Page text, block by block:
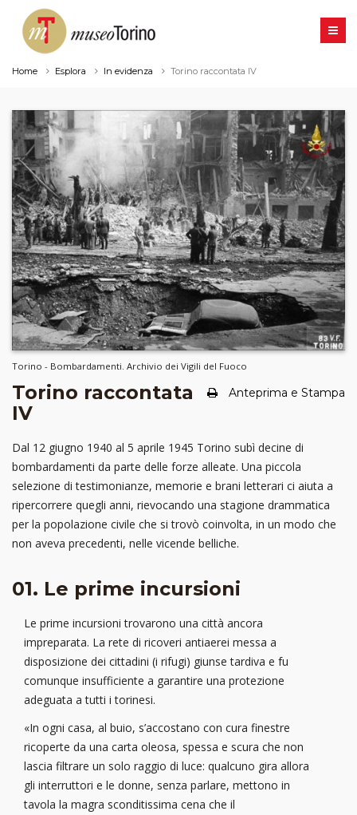
Home Esplora In evidenza Torino raccontata IV
Torino - Bombardamenti. Archivio dei Vigili del Fuoco
Anteprima e Stampa
Torino raccontata
IV
Dal 12 giugno 1940 al 5 aprile 1945 Torino subì decine di
bombardamenti da parte delle forze alleate. Una piccola
selezione di testimonianze, memorie e brani letterari ci aiuta a
ripercorrere quegli anni, rievocando una stagione drammatica
per la popolazione civile che si trovò coinvolta, in un modo che
non aveva precedenti, nelle vicende belliche.
01. Le prime incursioni
Le prime incursioni trovarono una città ancora
impreparata. La rete di ricoveri antiaerei messa a
disposizione dei cittadini (i rifugi) giunse tardiva e fu
comunque insufficiente a garantire una protezione
adeguata a tutti i torinesi.
«In ogni casa, al buio, s’accostano con cura finestre
ricoperte da una carta oleosa, spessa e scura che non
lascia filtrare un solo raggio di luce: qualcuno gira allora
gli interruttori e le donne, senza parlare, mettono in
tavola la magra sconditissima cena che il